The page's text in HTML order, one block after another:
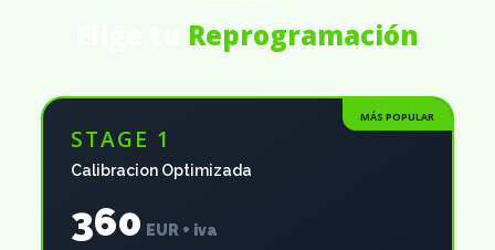
Reprogramación
MÁS POPULAR
STAGE 1
Calibracion Optimizada
360 EUR + iva